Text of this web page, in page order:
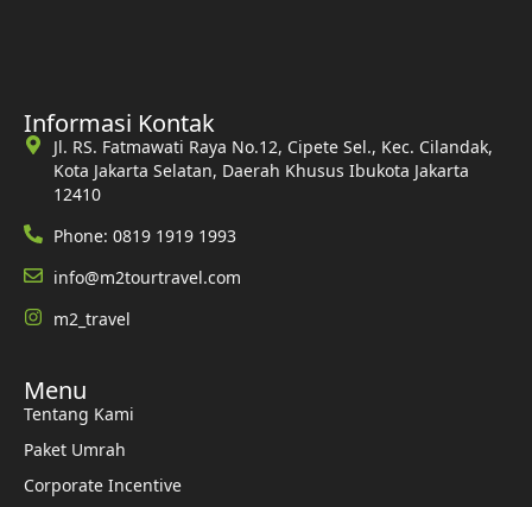
Informasi Kontak
Jl. RS. Fatmawati Raya No.12, Cipete Sel., Kec. Cilandak,
Kota Jakarta Selatan, Daerah Khusus Ibukota Jakarta
12410
Phone: 0819 1919 1993
info@m2tourtravel.com
m2_travel
Menu
Tentang Kami
Paket Umrah
Corporate Incentive